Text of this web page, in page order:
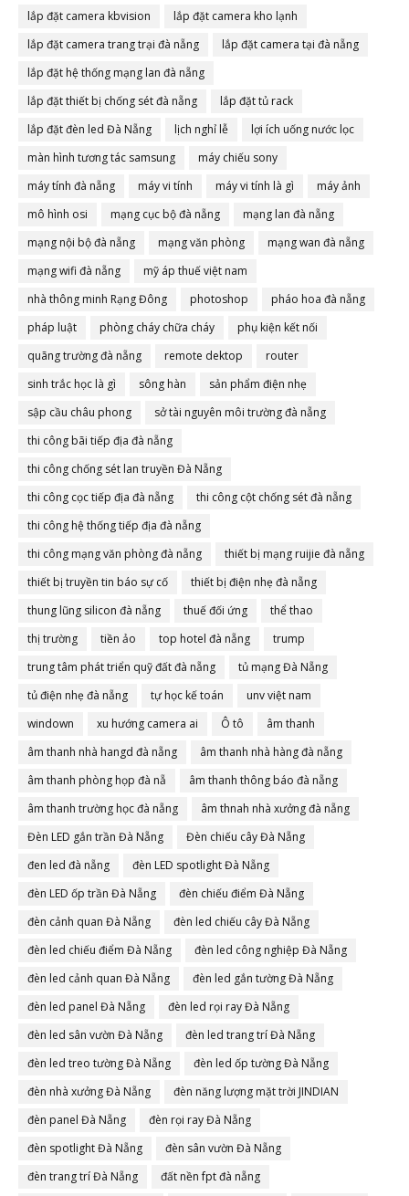
lắp đặt camera kbvision
lắp đặt camera kho lạnh
lắp đặt camera trang trại đà nẵng
lắp đặt camera tại đà nẵng
lắp đặt hệ thống mạng lan đà nẵng
lắp đặt thiết bị chống sét đà nẵng
lắp đặt tủ rack
lắp đặt đèn led Đà Nẵng
lịch nghỉ lễ
lợi ích uống nước lọc
màn hình tương tác samsung
máy chiếu sony
máy tính đà nẵng
máy vi tính máy vi tính là gì
máy ảnh
mô hình osi
mạng cục bộ đà nẵng
mạng lan đà nẵng
mạng nội bộ đà nẵng
mạng văn phòng
mạng wan đà nẵng
mạng wifi đà nẵng
mỹ áp thuế việt nam
nhà thông minh Rạng Đông
photoshop
pháo hoa đà nẵng
pháp luật
phòng cháy chữa cháy
phụ kiện kết nối
quãng trường đà nẵng
remote dektop
router
sinh trắc học là gì
sông hàn
sản phẩm điện nhẹ
sập cầu châu phong
sở tài nguyên môi trường đà nẵng
thi công bãi tiếp địa đà nẵng
thi công chống sét lan truyền Đà Nẵng
thi công cọc tiếp địa đà nẵng
thi công cột chống sét đà nẵng
thi công hệ thống tiếp địa đà nẵng
thi công mạng văn phòng đà nẵng
thiết bị mạng ruijie đà nẵng
thiết bị truyền tin báo sự cố
thiết bị điện nhẹ đà nẵng
thung lũng silicon đà nẵng
thuế đối ứng
thể thao
thị trường
tiền ảo top hotel đà nẵng
trump
trung tâm phát triển quỹ đất đà nẵng
tủ mạng Đà Nẵng
tủ điện nhẹ đà nẵng
tự học kế toán
unv việt nam
windown
xu hướng camera ai Ô tô
âm thanh
âm thanh nhà hangd đà nẵng
âm thanh nhà hàng đà nẵng
âm thanh phòng họp đà nẵ
âm thanh thông báo đà nẵng
âm thanh trường học đà nẵng
âm thnah nhà xưởng đà nẵng
Đèn LED gắn trần Đà Nẵng
Đèn chiếu cây Đà Nẵng
đen led đà nẵng
đèn LED spotlight Đà Nẵng
đèn LED ốp trần Đà Nẵng
đèn chiếu điểm Đà Nẵng
đèn cảnh quan Đà Nẵng
đèn led chiếu cây Đà Nẵng
đèn led chiếu điểm Đà Nẵng
đèn led công nghiệp Đà Nẵng
đèn led cảnh quan Đà Nẵng
đèn led gắn tường Đà Nẵng
đèn led panel Đà Nẵng
đèn led rọi ray Đà Nẵng
đèn led sân vườn Đà Nẵng
đèn led trang trí Đà Nẵng
đèn led treo tường Đà Nẵng
đèn led ốp tường Đà Nẵng
đèn nhà xưởng Đà Nẵng
đèn năng lượng mặt trời JINDIAN
đèn panel Đà Nẵng
đèn rọi ray Đà Nẵng
đèn spotlight Đà Nẵng
đèn sân vườn Đà Nẵng
đèn trang trí Đà Nẵng
đất nền fpt đà nẵng